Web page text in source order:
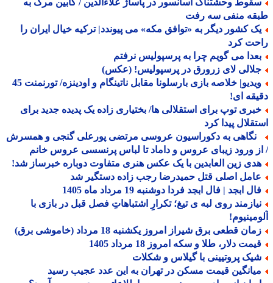
وحشتناک آسانسور در پاساژ علاءالدین / کابین مرگ به
منفی سه رفت
کشور دیگر به «توافق مکه» می پیوندد| ترکیه خیال ایران را
کرد
می گویم چرا به پرسپولیس نرفتم
لای زرورق در پرسپولیس! (عکس)
ویدیو| خلاصه بازی بارسلونا مقابل ناتینگام و اودینزه/ تورنمنت 45
ای!
توپ برای استقلالی ها/ بختیاری زاده یک پدیده جدید برای
پیدا کرد
به دکوراسیون عروسی مرتضی پورعلی گنجی و همسرش
ورود زیبای عروس و داماد تا لباس پرنسسی عروس خانم
زین العابدین با یک عکس هنری متفاوت دوباره خبرساز شد!
اصلی قتل حمیدرضا رجب زاده دستگیر شد
ابجد | فال ابجد فردا دوشنبه 19 مرداد ماه 1405
روی لبه ی تیغ؛ تکرارِ اشتباهاتِ فصل قبل در بازی با
قطعی برق شیراز امروز یکشنبه 18 مرداد (خاموشی برق)
دلار، طلا و سکه امروز 18 مرداد 1405
پروتیینی با گیلاس و شکلات
قیمت مسکن در تهران به این عدد عجیب رسید